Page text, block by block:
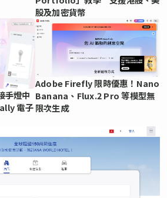
股及加密貨幣
手燈中
電子
Adobe Firefly 限時優惠！Nano
Banana、Flux.2 Pro 等模型無
限次生成